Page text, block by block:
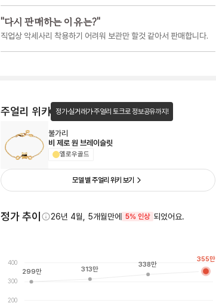
"다시 판매하는 이유는?"
직업상 악세사리 착용하기 어려워 보관만 할것 같아서 판매합니다.
주얼리 위키 정가·실거래가·주얼리 토크로 정보공유까지!
불가리
비 제로 원 브레이슬릿
옐로우골드
모델 별 주얼리 위키 보기
정가 추이 26년 4월, 5개월만에 5% 인상 되었어요.
200
300
400
299만 313만
338만
355만